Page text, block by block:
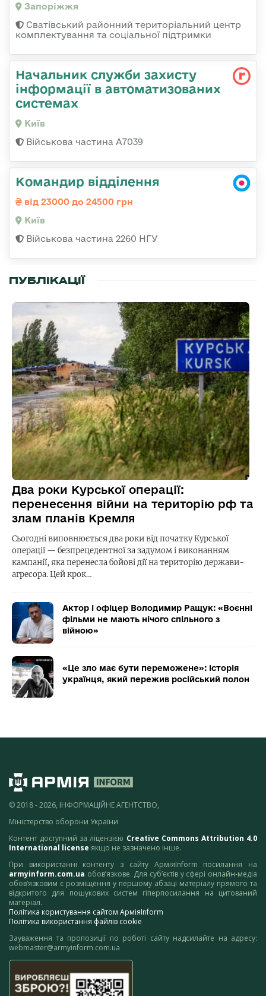
Запоріжжя
Сватівський районний територіальний центр
комплектування та соціальної підтримки
Начальник служби захисту
інформації в автоматизованих
системах
Київ
Військова частина А7039
Командир відділення
від 23000 до 24500 грн
Київ
Військова частина 2260 НГУ
ПУБЛІКАЦІЇ
Два роки Курської операції:
перенесення війни на територію рф та
злам планів Кремля
Сьогодні виповнюється два роки від початку Курської
операції — безпрецедентної за задумом і виконанням
кампанії, яка перенесла бойові дії на територію держави-
агресора. Цей крок…
Актор і офіцер Володимир Ращук: «Воєнні
фільми не мають нічого спільного з
війною»
«Це зло має бути переможене»: історія
українця, який пережив російський полон
© 2018 - 2026, ІНФОРМАЦІЙНЕ АГЕНТСТВО,
Міністерство оборони України
Контент доступний за ліцензією Creative Commons Attribution 4.0
International license якщо не зазначено інше.
При використанні контенту з сайту АрміяInform посилання на
armyinform.com.ua обов’язкове. Для суб’єктів у сфері онлайн-медіа
обов’язковим є розміщення у першому абзаці матеріалу прямого та
відкритого для пошукових систем гіперпосилання на цитований
матеріал.
Політика користування сайтом АрміяInform
Політика використання файлів cookie
Зауваження та пропозиції по роботі сайту надсилайте на адресу:
webmaster@armyinform.com.ua